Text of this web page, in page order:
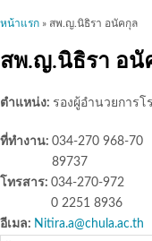
คุณอยู่ที่นี่
หน้าแรก » สพ.ญ.นิธิรา อนัคกุล
สพ.ญ.นิธิรา อนั
ตำแหน่ง: รองผู้อำนวยการ
ที่ทำงาน: 034-270 968-70
89737
โทรสาร: 034-270-972
0 2251 8936
อีเมล: Nitira.a@chula.ac.th